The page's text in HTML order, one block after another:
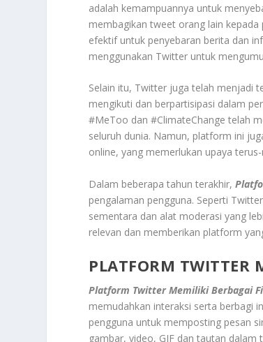
adalah kemampuannya untuk
membagikan tweet orang lain
efektif untuk penyebaran berita dan
menggunakan Twitter untuk
Selain itu, Twitter juga telah menjadi
mengikuti dan berpartisipasi dalam
#MeToo dan #ClimateChange telah
seluruh dunia. Namun, platform ini
online, yang memerlukan upaya
Dalam beberapa tahun terakhir,
pengalaman pengguna. Seperti
sementara dan alat moderasi yang
relevan dan memberikan platform
PLATFORM TWITTER
Platform Twitter Memiliki Berbagai
memudahkan interaksi serta berbagi
pengguna untuk memposting pesan
gambar, video, GIF dan tautan